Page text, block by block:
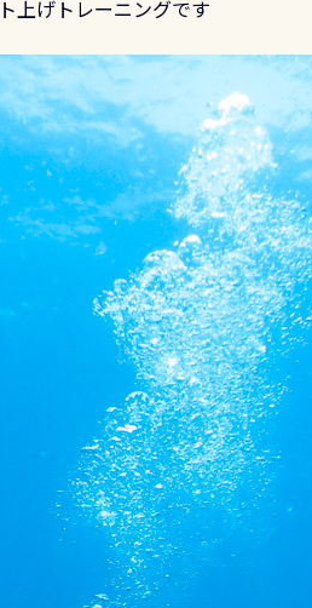
上げトレーニングです